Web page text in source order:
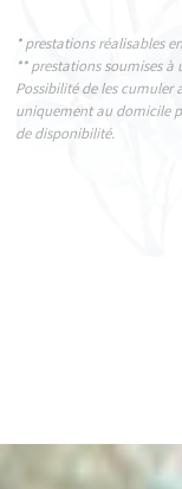
* prestations réalisables
** prestations soumises
Possibilité de les cumuler
uniquement au domicile
de disponibilité.